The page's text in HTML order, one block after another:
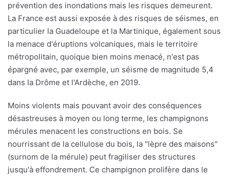
prévention des inondations mais les risques demeurent.
La France est aussi exposée à des risques de séismes, en
particulier la Guadeloupe et la Martinique, également sous
la menace d'éruptions volcaniques, mais le territoire
métropolitain, quoique bien moins menacé, n'est pas
épargné avec, par exemple, un séisme de magnitude 5,4
dans la Drôme et l'Ardèche, en 2019.
Moins violents mais pouvant avoir des conséquences
désastreuses à moyen ou long terme, les champignons
mérules menacent les constructions en bois. Se
nourrissant de la cellulose du bois, la "lèpre des maisons"
(surnom de la mérule) peut fragiliser des structures
jusqu'à effondrement. Ce champignon prolifère dans le